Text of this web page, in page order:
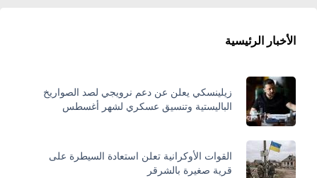
الأخبار الرئيسية
زيلينسكي يعلن عن دعم نرويجي لصد الصواريخ
الباليستية وتنسيق عسكري لشهر أغسطس
القوات الأوكرانية تعلن استعادة السيطرة على
قرية صغيرة بالشرقر